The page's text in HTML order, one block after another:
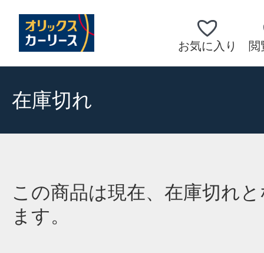
お気に入り 閲
在庫切れ
この商品は現在、在庫切れ
ます。